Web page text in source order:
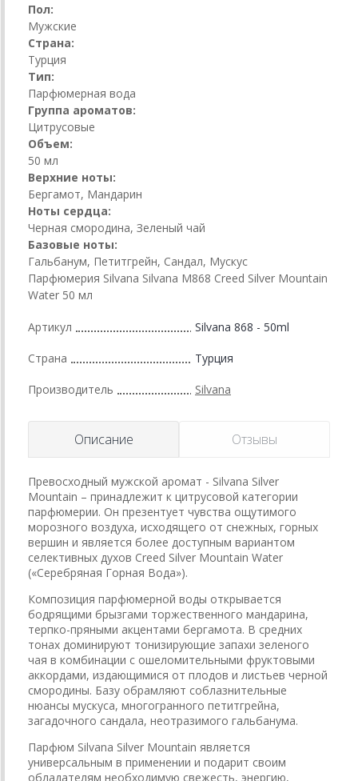
Пол:
Мужские
Страна:
Турция
Тип:
Парфюмерная вода
Группа ароматов:
Цитрусовые
Объем:
50 мл
Верхние ноты:
Бергамот, Мандарин
Ноты сердца:
Черная смородина, Зеленый чай
Базовые ноты:
Гальбанум, Петитгрейн, Сандал, Мускус
Парфюмерия Silvana Silvana М868 Creed Silver Mountain
Water 50 мл
Артикул Silvana 868 - 50ml
Страна Турция
Производитель Silvana
Описание Отзывы
Превосходный мужской аромат - Silvana Silver
Mountain – принадлежит к цитрусовой категории
парфюмерии. Он презентует чувства ощутимого
морозного воздуха, исходящего от снежных, горных
вершин и является более доступным вариантом
селективных духов Creed Silver Mountain Water
(«Серебряная Горная Вода»).
Композиция парфюмерной воды открывается
бодрящими брызгами торжественного мандарина,
терпко-пряными акцентами бергамота. В средних
тонах доминируют тонизирующие запахи зеленого
чая в комбинации с ошеломительными фруктовыми
аккордами, издающимися от плодов и листьев черной
смородины. Базу обрамляют соблазнительные
нюансы мускуса, многогранного петитгрейна,
загадочного сандала, неотразимого гальбанума.
Парфюм Silvana Silver Mountain является
универсальным в применении и подарит своим
обладателям необходимую свежесть, энергию,